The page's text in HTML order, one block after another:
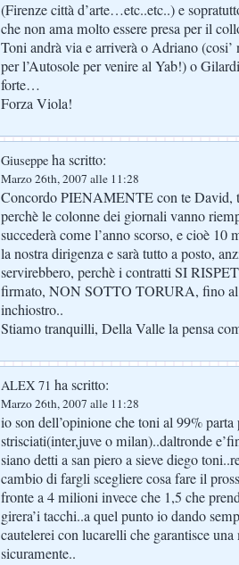
(Firenze città d’arte…etc..etc..) e
che non ama molto essere presa per il
Toni andrà via e arriverà o Adriano (cosi’
per l’Autosole per venire al Yab!) o
forte…
Forza Viola!
Giuseppe ha scritto:
Marzo 26th, 2007 alle 11:28
Concordo PIENAMENTE con te David,
perchè le colonne dei giornali vanno
succederà come l’anno scorso, e cioè 10
la nostra dirigenza e sarà tutto a posto,
servirebbero, perchè i contratti SI
firmato, NON SOTTO TORURA, fino al
inchiostro..
Stiamo tranquilli, Della Valle la pensa
ALEX 71 ha scritto:
Marzo 26th, 2007 alle 11:28
io son dell’opinione che toni al 99%
strisciati(inter,juve o milan)..daltronde
siano detti a san piero a sieve diego
cambio di fargli scegliere cosa fare il
fronte a 4 milioni invece che 1,5 che
girera’i tacchi..a quel punto io dando
cautelerei con lucarelli che garantisce
sicuramente..